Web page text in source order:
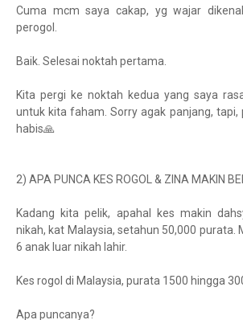
Cuma mcm saya cakap, yg wajar
perogol.
Baik. Selesai noktah pertama.
Kita pergi ke noktah kedua yang saya rasa
untuk kita faham. Sorry agak panjang, tapi,
habis🙏
2) APA PUNCA KES ROGOL & ZINA MAKIN
Kadang kita pelik, apahal kes makin
nikah, kat Malaysia, setahun 50,000 purata.
6 anak luar nikah lahir.
Kes rogol di Malaysia, purata 1500 hingga
Apa puncanya?